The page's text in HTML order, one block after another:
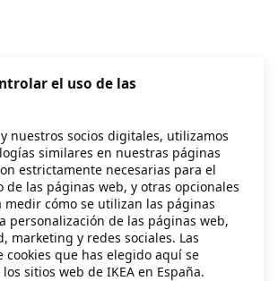
el uso de las
nuestros socios digitales, utilizamos
similares en nuestras páginas
estrictamente necesarias para el
las páginas web, y otras opcionales
cómo se utilizan las páginas
personalización de las páginas web,
marketing y redes sociales. Las
cookies que has elegido aquí se
sitios web de IKEA en España.